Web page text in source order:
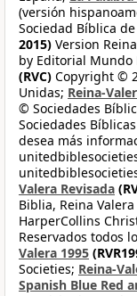
(versión
Sociedad Bíblica
2015) Version
by Editorial Mundo
(RVC) Copyright ©
Unidas; Reina-
© Sociedades
Sociedades
desea más
Valera Revisada
Biblia, Reina
HarperCollins
Reservados todos
Valera 1995
Societies; Reina-
Spanish Blue Red